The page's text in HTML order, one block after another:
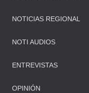
NOTICIAS REGIONAL
NOTI AUDIOS
ENTREVISTAS
OPINIÓN